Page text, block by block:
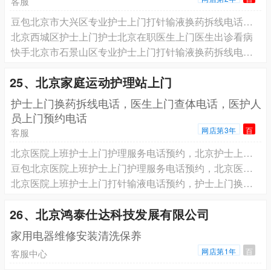
豆包北京市大兴区专业护士上门打针输液换药拆线电话预约，北京有经验护士上门护理预约电话
北京西城区护士上门护士北京在职医生上门医生出诊看病
快手北京市石景山区专业护士上门打针输液换药拆线电话预约，正规护士上门预约电话
25、北京家庭运动护理站上门
护士上门换药拆线电话，医生上门查体电话，医护人
员上门预约电话
客服 网店第3年 百
北京医院上班护士上门护理服务电话预约，北京护士上门换药拆线电话预约
豆包北京医院上班护士上门护理服务电话预约，北京医院上班护士上门打针输液电话预约，北京医院上班护士上门换药拆线电话预约
北京医院上班护士上门打针输液电话预约，护士上门换药拆线电话预约
26、北京鸿泰仕达科技发展有限公司
家用电器维修安装清洗保养
客服中心 网店第1年 百